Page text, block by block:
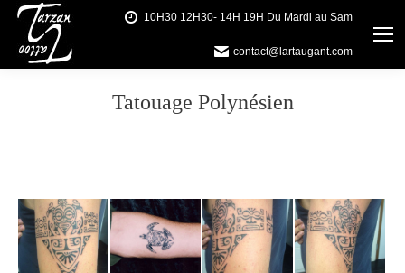
10H30 12H30- 14H 19H Du Mardi au Sam
contact@lartaugant.com
Tatouage Polynésien